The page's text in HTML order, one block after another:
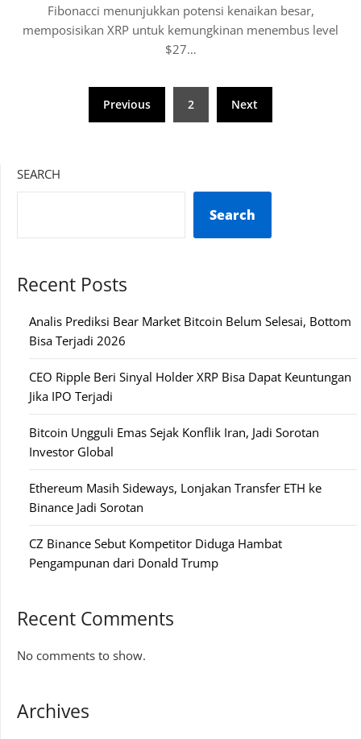
Fibonacci menunjukkan potensi kenaikan besar,
memposisikan XRP untuk kemungkinan menembus level
$27…
pagination
Previous 2 Next
SEARCH
Search
Recent Posts
Analis Prediksi Bear Market Bitcoin Belum Selesai, Bottom
Bisa Terjadi 2026
CEO Ripple Beri Sinyal Holder XRP Bisa Dapat Keuntungan
Jika IPO Terjadi
Bitcoin Ungguli Emas Sejak Konflik Iran, Jadi Sorotan
Investor Global
Ethereum Masih Sideways, Lonjakan Transfer ETH ke
Binance Jadi Sorotan
CZ Binance Sebut Kompetitor Diduga Hambat
Pengampunan dari Donald Trump
Recent Comments
No comments to show.
Archives